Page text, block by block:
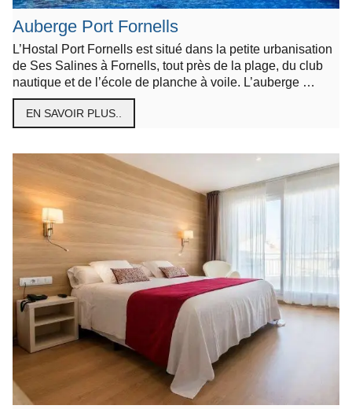
Auberge Port Fornells
L’Hostal Port Fornells est situé dans la petite urbanisation
de Ses Salines à Fornells, tout près de la plage, du club
nautique et de l’école de planche à voile. L’auberge …
EN SAVOIR PLUS..